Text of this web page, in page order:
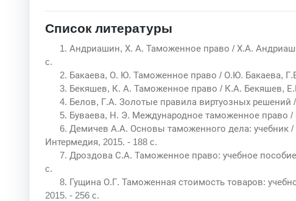
Список литературы
1. Андриашин, Х. А. Таможенное право / Х.А.
c.
2. Бакаева, О. Ю. Таможенное право / О.Ю. Бакаева,
3. Бекяшев, К. А. Таможенное право / К.А. Бекяшев,
4. Белов, Г.А. Золотые правила виртуозных решений
5. Буваева, Н. Э. Международное таможенное право
6. Демичев А.А. Основы таможенного дела: учебник
Интермедия, 2015. - 188 c.
7. Дроздова С.А. Таможенное право: учебное
c.
8. Гущина О.Г. Таможенная стоимость товаров:
2015. - 256 c.